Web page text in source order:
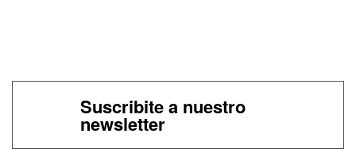
Suscribite a nuestro
newsletter